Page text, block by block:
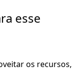
esse
os recursos,